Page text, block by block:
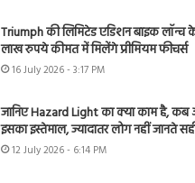
Triumph की लिमिटेड एडिशन बाइक लॉन्च
लाख रुपये कीमत में मिलेंगे प्रीमियम फीचर्स
16 July 2026 - 3:17 PM
जानिए Hazard Light का क्या काम है,
इसका इस्तेमाल, ज्यादातर लोग नहीं जानते
12 July 2026 - 6:14 PM